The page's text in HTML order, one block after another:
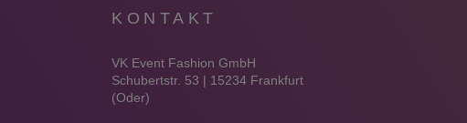
KONTAKT
VK Event Fashion GmbH
Schubertstr. 53 | 15234 Frankfurt
(Oder)